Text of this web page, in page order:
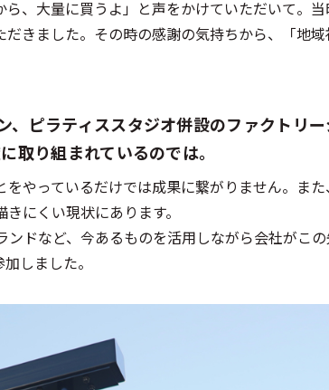
、大量に買うよ」と声をかけていただいて。
きました。その時の感謝の気持ちから、「地
、ピラティススタジオ併設のファクトリ
取り組まれているのでは。
やっているだけでは成果に繋がりません。ま
にくい現状にあります。
ンドなど、今あるものを活用しながら会社がこ
しました。